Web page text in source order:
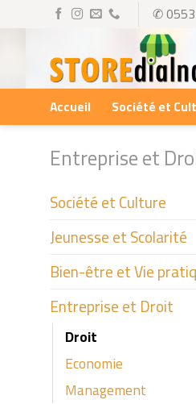
content
✆
Accueil Société et
Entreprise et
Société et Culture
Jeunesse et Scolarité
Bien-être et Vie
Entreprise et Droit
Droit
Economie
Management